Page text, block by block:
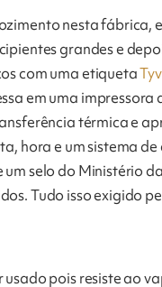
nesta fábrica,
grandes e
com uma etiqueta
em uma impressora
térmica e
hora e um sistema
um selo do Ministério
Tudo isso exigido
usado pois resiste ao